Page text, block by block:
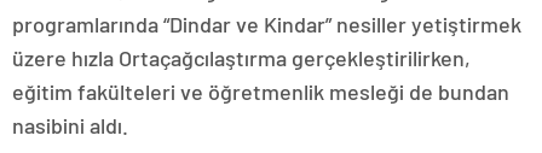
programlarında “Dindar ve Kindar” nesiller yetiştirmek
üzere hızla Ortaçağcılaştırma gerçekleştirilirken,
eğitim fakülteleri ve öğretmenlik mesleği de bundan
nasibini aldı.